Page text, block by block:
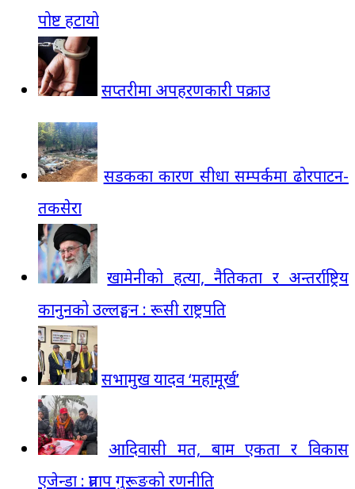
पोष्ट हटायो
सप्तरीमा अपहरणकारी पक्राउ
सडकका कारण सीधा सम्पर्कमा ढोरपाटन-
तकसेरा
खामेनीको हत्या, नैतिकता र अन्तर्राष्ट्रिय
कानुनको उल्लङ्घन : रूसी राष्ट्रपति
सभामुख यादव ‘महामूर्ख’
आदिवासी मत, बाम एकता र विकास
एजेन्डा : प्रताप गुरूङको रणनीति